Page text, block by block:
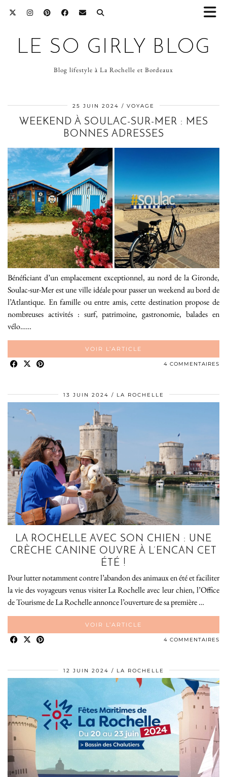
LE SO GIRLY BLOG
Blog lifestyle à La Rochelle et Bordeaux
25 JUIN 2024 VOYAGE
WEEKEND À SOULAC-SUR-MER : MES
BONNES ADRESSES
Bénéficiant d’un emplacement exceptionnel, au nord de la Gironde,
Soulac-sur-Mer est une ville idéale pour passer un weekend au bord de
l’Atlantique. En famille ou entre amis, cette destination propose de
nombreuses activités : surf, patrimoine, gastronomie, balades en
vélo……
VOIR L’ARTICLE
4 COMMENTAIRES
13 JUIN 2024 LA ROCHELLE
LA ROCHELLE AVEC SON CHIEN : UNE
CRÈCHE CANINE OUVRE À L’ENCAN CET
ÉTÉ !
Pour lutter notamment contre l’abandon des animaux en été et faciliter
la vie des voyageurs venus visiter La Rochelle avec leur chien, l’Office
de Tourisme de La Rochelle annonce l’ouverture de sa première …
VOIR L’ARTICLE
4 COMMENTAIRES
12 JUIN 2024 LA ROCHELLE